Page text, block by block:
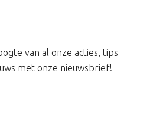
van al onze acties, tips
met onze nieuwsbrief!